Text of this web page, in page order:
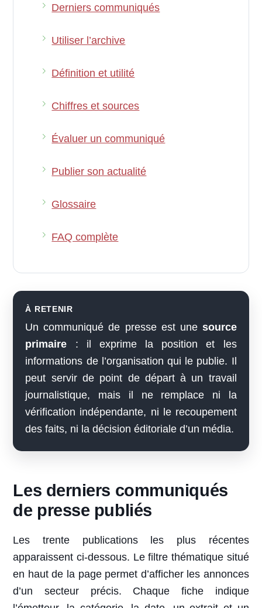
Derniers communiqués
Utiliser l’archive
Définition et utilité
Chiffres et sources
Évaluer un communiqué
Publier son actualité
Glossaire
FAQ complète
À RETENIR
Un communiqué de presse est une source
primaire : il exprime la position et les
informations de l’organisation qui le publie. Il
peut servir de point de départ à un travail
journalistique, mais il ne remplace ni la
vérification indépendante, ni le recoupement
des faits, ni la décision éditoriale d’un média.
Les derniers communiqués
de presse publiés
Les trente publications les plus récentes
apparaissent ci-dessous. Le filtre thématique situé
en haut de la page permet d’afficher les annonces
d’un secteur précis. Chaque fiche indique